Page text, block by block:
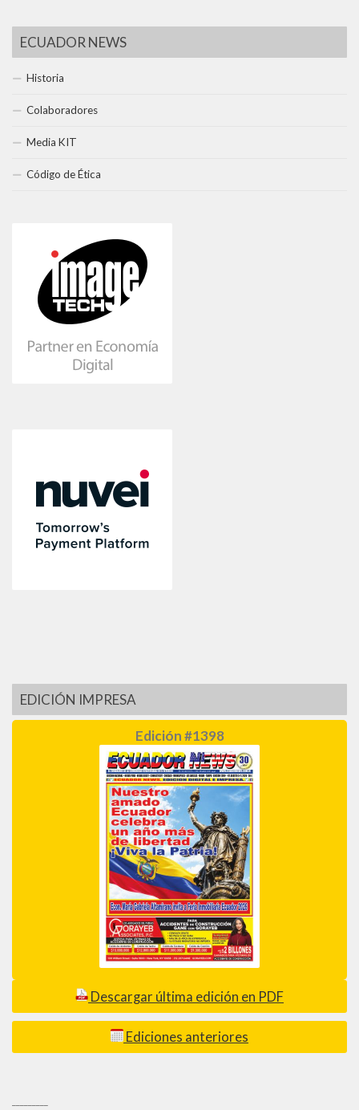
ECUADOR NEWS
Historia
Colaboradores
Media KIT
Código de Ética
EDICIÓN IMPRESA
Edición #1398
Descargar última edición en PDF
Ediciones anteriores